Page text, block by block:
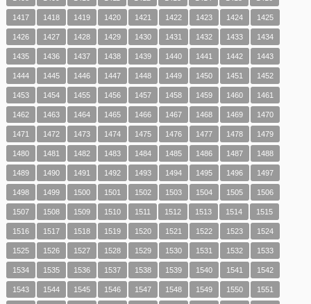
1417 1418 1419 1420 1421 1422 1423 1424 1425
1426 1427 1428 1429 1430 1431 1432 1433 1434
1435 1436 1437 1438 1439 1440 1441 1442 1443
1444 1445 1446 1447 1448 1449 1450 1451 1452
1453 1454 1455 1456 1457 1458 1459 1460 1461
1462 1463 1464 1465 1466 1467 1468 1469 1470
1471 1472 1473 1474 1475 1476 1477 1478 1479
1480 1481 1482 1483 1484 1485 1486 1487 1488
1489 1490 1491 1492 1493 1494 1495 1496 1497
1498 1499 1500 1501 1502 1503 1504 1505 1506
1507 1508 1509 1510 1511 1512 1513 1514 1515
1516 1517 1518 1519 1520 1521 1522 1523 1524
1525 1526 1527 1528 1529 1530 1531 1532 1533
1534 1535 1536 1537 1538 1539 1540 1541 1542
1543 1544 1545 1546 1547 1548 1549 1550 1551